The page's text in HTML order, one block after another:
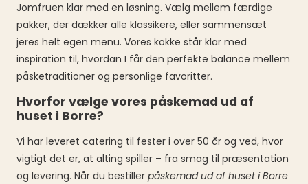
Jomfruen klar med en løsning. Vælg mellem færdige
pakker, der dækker alle klassikere, eller sammensæt
jeres helt egen menu. Vores kokke står klar med
inspiration til, hvordan I får den perfekte balance mellem
påsketraditioner og personlige favoritter.
Hvorfor vælge vores påskemad ud af
huset i Borre?
Vi har leveret catering til fester i over 50 år og ved, hvor
vigtigt det er, at alting spiller – fra smag til præsentation
og levering. Når du bestiller påskemad ud af huset i Borre